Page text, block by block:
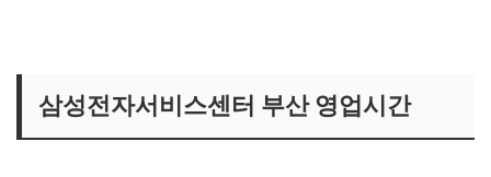
삼성전자서비스센터 부산 영업시간